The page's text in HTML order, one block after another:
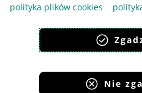
polityka plików cookies
Nie
Korzystanie z serwisu oznacza